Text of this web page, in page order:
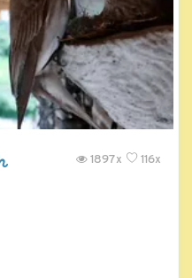
116x
1897x